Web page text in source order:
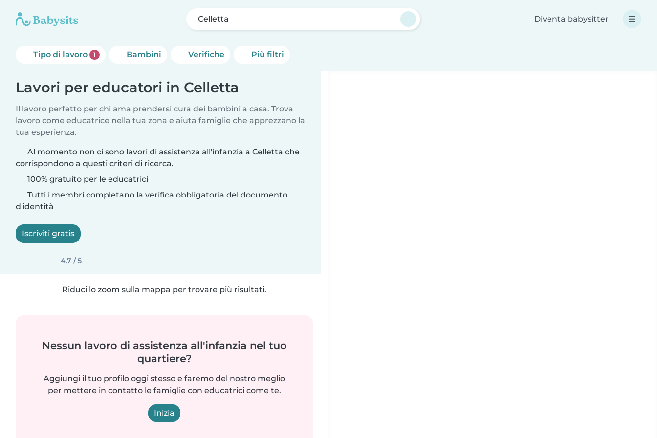
Celletta Diventa babysitter
Tipo di lavoro 1 Bambini Verifiche Più filtri
Lavori per educatori in Celletta
Il lavoro perfetto per chi ama prendersi cura dei bambini a casa. Trova
lavoro come educatrice nella tua zona e aiuta famiglie che apprezzano la
tua esperienza.
Al momento non ci sono lavori di assistenza all'infanzia a Celletta che
corrispondono a questi criteri di ricerca.
100% gratuito per le educatrici
Tutti i membri completano la verifica obbligatoria del documento
d'identità
Iscriviti gratis
4,7 / 5
Riduci lo zoom sulla mappa per trovare più risultati.
Nessun lavoro di assistenza all'infanzia nel tuo
quartiere?
Aggiungi il tuo profilo oggi stesso e faremo del nostro meglio
per mettere in contatto le famiglie con educatrici come te.
Inizia